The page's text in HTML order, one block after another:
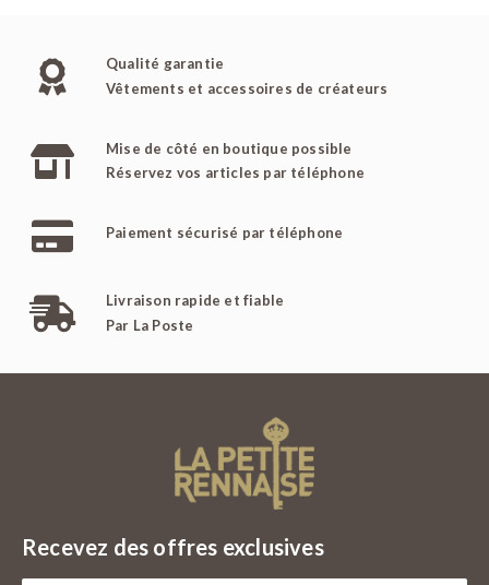
Qualité garantie
Vêtements et accessoires de créateurs
Mise de côté en boutique possible
Réservez vos articles par téléphone
Paiement sécurisé par téléphone
Livraison rapide et fiable
Par La Poste
Recevez des offres exclusives